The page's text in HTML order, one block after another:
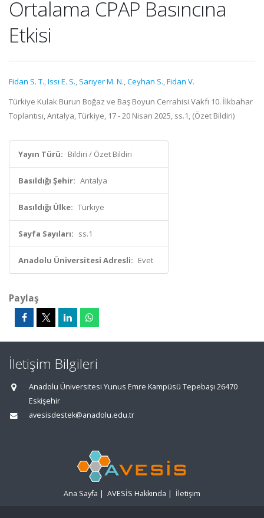
Ortalama CPAP Basıncına
Etkisi
Fidan S. T.,Issı E. S., Sarıyer M. N.,Ceyhan S.,Fidan V.
Türkiye Kulak Burun Boğaz ve Baş Boyun Cerrahisi Vakfı 10. İlkbahar
Toplantısı, Antalya, Türkiye, 17 - 20 Nisan 2025, ss.1, (Özet Bildiri)
Yayın Türü: Bildiri / Özet Bildiri
Basıldığı Şehir: Antalya
Basıldığı Ülke: Türkiye
Sayfa Sayıları: ss.1
Anadolu Üniversitesi Adresli: Evet
Paylaş
İletişim Bilgileri
Anadolu Üniversitesi Yunus Emre Kampüsü Tepebaşı 26470
Eskişehir
avesisdestek@anadolu.edu.tr
Ana Sayfa | AVESİS Hakkında | İletişim